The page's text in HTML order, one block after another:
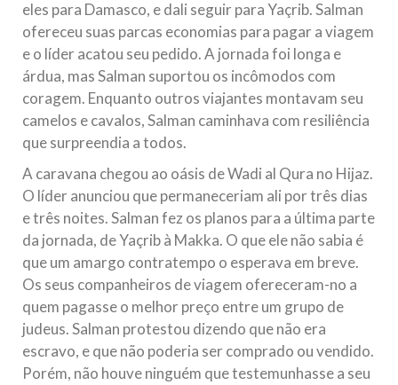
eles para Damasco, e dali seguir para Yaçrib. Salman
ofereceu suas parcas economias para pagar a viagem
e o líder acatou seu pedido. A jornada foi longa e
árdua, mas Salman suportou os incômodos com
coragem. Enquanto outros viajantes montavam seu
camelos e cavalos, Salman caminhava com resiliência
que surpreendia a todos.
A caravana chegou ao oásis de Wadi al Qura no Hijaz.
O líder anunciou que permaneceriam ali por três dias
e três noites. Salman fez os planos para a última parte
da jornada, de Yaçrib à Makka. O que ele não sabia é
que um amargo contratempo o esperava em breve.
Os seus companheiros de viagem ofereceram-no a
quem pagasse o melhor preço entre um grupo de
judeus. Salman protestou dizendo que não era
escravo, e que não poderia ser comprado ou vendido.
Porém, não houve ninguém que testemunhasse a seu